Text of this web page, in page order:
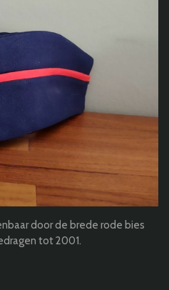
door de brede rode bies
tot 2001.